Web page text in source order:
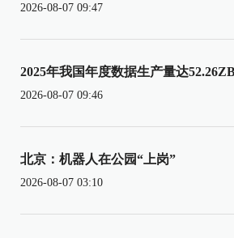
2026-08-07 09:47
2025年我国年度数据生产量达
2026-08-07 09:46
北京：机器人在公园“上岗”
2026-08-07 03:10